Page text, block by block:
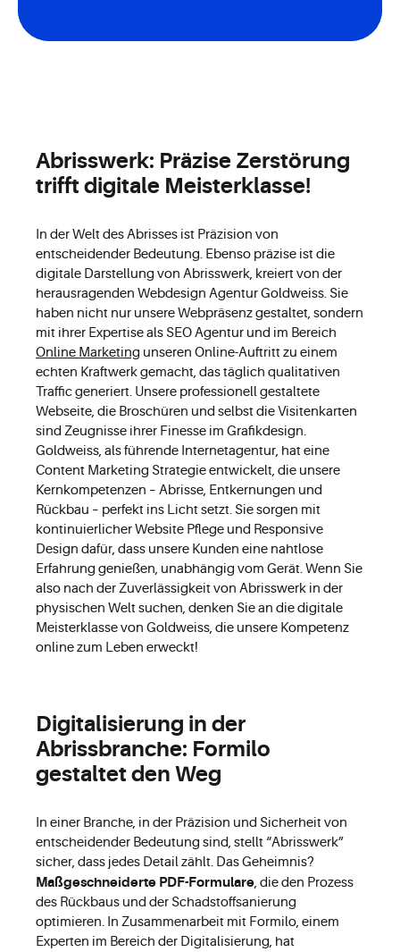
Abrisswerk: Präzise Zerstörung
trifft digitale Meisterklasse!
In der Welt des Abrisses ist Präzision von
entscheidender Bedeutung. Ebenso präzise ist die
digitale Darstellung von Abrisswerk, kreiert von der
herausragenden Webdesign Agentur Goldweiss. Sie
haben nicht nur unsere Webpräsenz gestaltet, sondern
mit ihrer Expertise als SEO Agentur und im Bereich
Online Marketing unseren Online-Auftritt zu einem
echten Kraftwerk gemacht, das täglich qualitativen
Traffic generiert. Unsere professionell gestaltete
Webseite, die Broschüren und selbst die Visitenkarten
sind Zeugnisse ihrer Finesse im Grafikdesign.
Goldweiss, als führende Internetagentur, hat eine
Content Marketing Strategie entwickelt, die unsere
Kernkompetenzen – Abrisse, Entkernungen und
Rückbau – perfekt ins Licht setzt. Sie sorgen mit
kontinuierlicher Website Pflege und Responsive
Design dafür, dass unsere Kunden eine nahtlose
Erfahrung genießen, unabhängig vom Gerät. Wenn Sie
also nach der Zuverlässigkeit von Abrisswerk in der
physischen Welt suchen, denken Sie an die digitale
Meisterklasse von Goldweiss, die unsere Kompetenz
online zum Leben erweckt!
Digitalisierung in der
Abrissbranche: Formilo
gestaltet den Weg
In einer Branche, in der Präzision und Sicherheit von
entscheidender Bedeutung sind, stellt “Abrisswerk”
sicher, dass jedes Detail zählt. Das Geheimnis?
Maßgeschneiderte PDF-Formulare, die den Prozess
des Rückbaus und der Schadstoffsanierung
optimieren. In Zusammenarbeit mit Formilo, einem
Experten im Bereich der Digitalisierung, hat